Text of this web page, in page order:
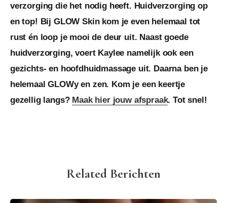
verzorging die het nodig heeft. Huidverzorging op
en top! Bij GLOW Skin kom je even helemaal tot
rust én loop je mooi de deur uit. Naast goede
huidverzorging, voert Kaylee namelijk ook een
gezichts- en hoofdhuidmassage uit. Daarna ben je
helemaal GLOWy en zen. Kom je een keertje
gezellig langs? Maak hier jouw afspraak. Tot snel!
Related Berichten